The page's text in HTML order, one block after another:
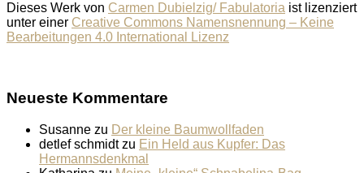
Dieses Werk von Carmen Dubielzig/ Fabulatoria ist lizenziert
unter einer Creative Commons Namensnennung – Keine
Bearbeitungen 4.0 International Lizenz
Neueste Kommentare
Susanne zu Der kleine Baumwollfaden
detlef schmidtzu Ein Held aus Kupfer: Das
Hermannsdenkmal